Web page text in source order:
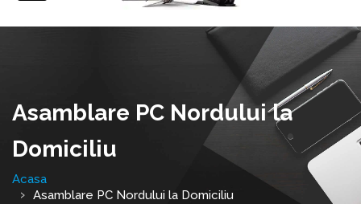
Asamblare PC Nordului la
Domiciliu
Acasa
Asamblare PC Nordului la Domiciliu